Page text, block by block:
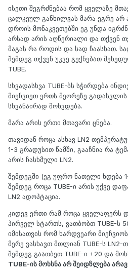
ისეთი შეგრძნებაა რომ ყველაზე
ცალკეულ განხილვას მარა ეგრე არ
დროის მონაკვეთებში ეგ უნდა
არსად არის აღწერიალი და თქვენ
მაგას რა როდის და სად ჩაასხათ.
შემდეგ თქვენ უკვე გექნებათ
TUBE.
სხვადასხვა TUBE-ბს სჭირდება
მიეჩვიეთ ერთს მეორეზე
სხვანაირად მოხვდება.
მარა არის ერთი მთავარი ცნება.
თავიდან როცა ასხავ LN2
1-3 გრადუსით წამში, გააჩნია რა
არის ჩასხმული LN2.
შემდეგში (ეგ უფრო ნათელი ხდება 1-
შემდეგ როცა TUBE-ი არის უქვე
LN2 ადოპტაცია.
კიდევ ერთი რამ როცა ყველაფერს
პირველ სტართს, ვათბობთ TUBE-ს
იმისათვის რომ ხარდვეარი
მერე ვასხავთ მთლიან TUBE-ს LN2-
შემდეგ გაათბეთ TUBE-ი +20 და
TUBE-ის მოხსნა არ შეიდზლება